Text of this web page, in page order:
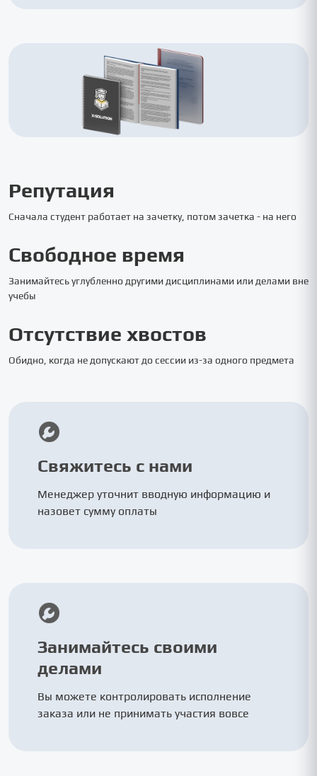
Репутация
Сначала студент работает на зачетку, потом зачетка - на него
Свободное время
Занимайтесь углубленно другими дисциплинами или делами вне
учебы
Отсутствие хвостов
Обидно, когда не допускают до сессии из-за одного предмета
Свяжитесь с нами
Менеджер уточнит вводную информацию и
назовет сумму оплаты
Занимайтесь своими
делами
Вы можете контролировать исполнение
заказа или не принимать участия вовсе